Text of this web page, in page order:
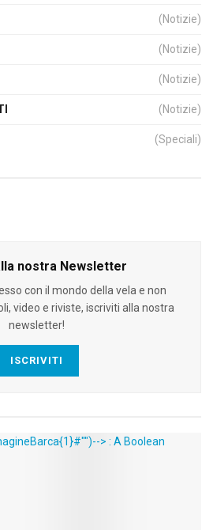
(Notizie)
(Notizie)
(Notizie)
(Notizie)
(Speciali)
nostra Newsletter
con il mondo della vela e non
video e riviste, iscriviti alla nostra
newsletter!
ISCRIVITI
> : A Boolean